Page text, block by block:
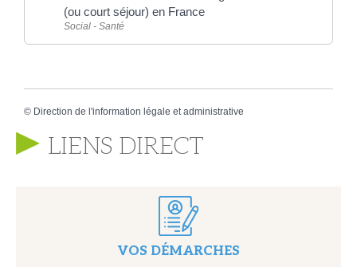
(ou court séjour) en France
Social - Santé
© Direction de l'information légale et administrative
LIENS DIRECT
VOS DÉMARCHES